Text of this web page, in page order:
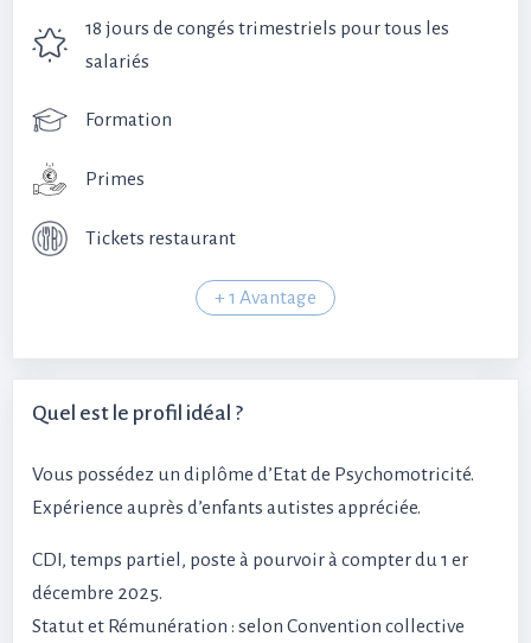
18 jours de congés trimestriels pour tous les
salariés
Formation
Primes
Tickets restaurant
+ 1 Avantage
Quel est le profil idéal ?
Vous possédez un diplôme d’Etat de Psychomotricité.
Expérience auprès d’enfants autistes appréciée.
CDI, temps partiel, poste à pourvoir à compter du 1 er
décembre 2025.
Statut et Rémunération : selon Convention collective